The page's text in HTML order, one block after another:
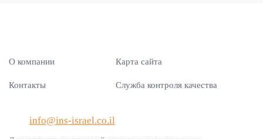
О компании Карта сайта
Контакты Служба контроля качества
info@ins-israel.co.il